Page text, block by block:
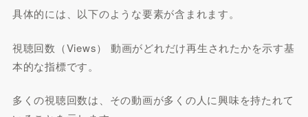
具体的には、以下のような要素が含まれます。
視聴回数（Views） 動画がどれだけ再生されたかを示す基
本的な指標です。
多くの視聴回数は、その動画が多くの人に興味を持たれて